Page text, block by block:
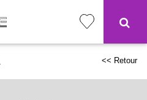
<< Retour